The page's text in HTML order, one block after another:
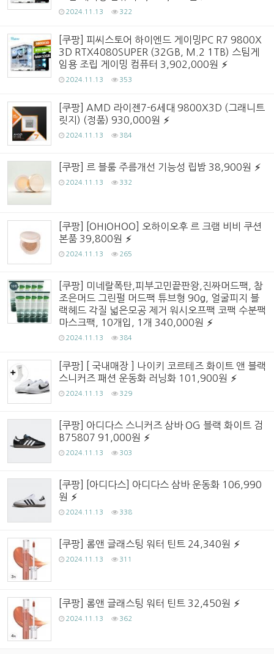
2024.11.13 322
[쿠팡] 피씨스토어 하이엔드 게이밍PC R7 9800X
3D RTX4080SUPER (32GB, M.2 1TB) 스팀게
임용 조립 게이밍 컴퓨터 3,902,000원
2024.11.13 353
[쿠팡] AMD 라이젠7-6세대 9800X3D (그래니트
릿지) (정품) 930,000원
2024.11.13 384
[쿠팡] 르 블룸 주름개선 기능성 립밤 38,900원
2024.11.13 332
[쿠팡] [OHIOHOO] 오하이오후 르 크램 비비 쿠션
본품 39,800원
2024.11.13 265
[쿠팡] 미네랄폭탄,피부고민끝판왕,진짜머드팩, 참
조은머드 그린펄 머드팩 튜브형 90g, 얼굴피지 블
랙헤드 각질 넓은모공 제거 워시오프팩 코팩 수분팩
마스크팩, 10개입, 1개 340,000원
2024.11.13 384
[쿠팡] [ 국내매장 ] 나이키 코르테즈 화이트 앤 블랙
스니커즈 패션 운동화 러닝화 101,900원
2024.11.13 329
[쿠팡] 아디다스 스니커즈 삼바 OG 블랙 화이트 검
B75807 91,000원
2024.11.13 303
[쿠팡] [아디다스] 아디다스 삼바 운동화 106,990
원
2024.11.13 338
[쿠팡] 롬앤 글래스팅 워터 틴트 24,340원
2024.11.13 311
[쿠팡] 롬앤 글래스팅 워터 틴트 32,450원
2024.11.13 362